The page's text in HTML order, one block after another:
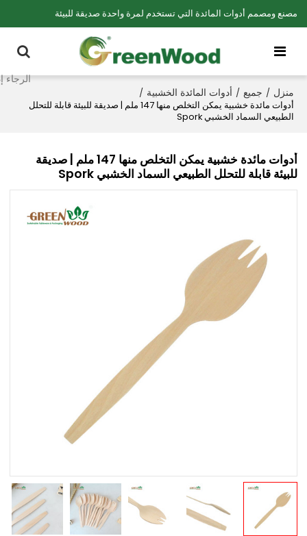
مصنع ومصمم أدوات المائدة التي تستخدم لمرة واحدة صديقة للبيئة
منزل / جميع / أدوات المائدة الخشبية /
أدوات مائدة خشبية يمكن التخلص منها 147 ملم | صديقة للبيئة قابلة للتحلل
الطبيعي السماد الخشبي Spork
أدوات مائدة خشبية يمكن التخلص منها 147 ملم | صديقة
للبيئة قابلة للتحلل الطبيعي السماد الخشبي Spork